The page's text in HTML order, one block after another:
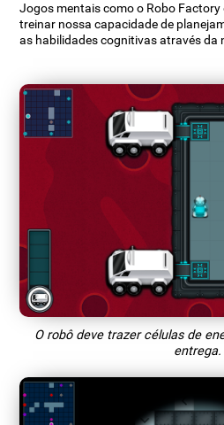
Jogos mentais como o Robo
treinar nossa capacidade de
as habilidades cognitivas através da
O robô deve trazer células de
entrega.